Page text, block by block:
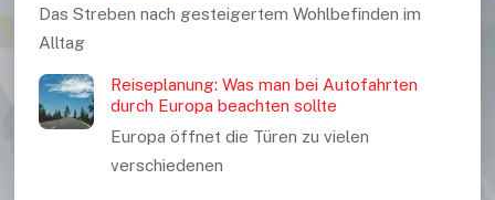
Das Streben nach gesteigertem Wohlbefinden im
Alltag
Reiseplanung: Was man bei Autofahrten
durch Europa beachten sollte
Europa öffnet die Türen zu vielen
verschiedenen